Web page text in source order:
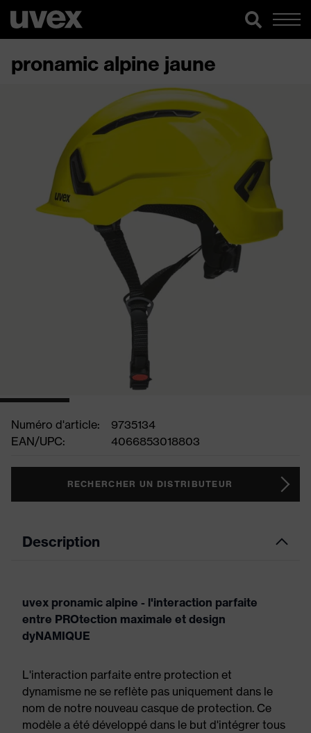
pronamic alpine jaune
Numéro d'article:
9735134
EAN/UPC:
4066853018803
RECHERCHER UN DISTRIBUTEUR
Description
uvex pronamic alpine - l'interaction parfaite
entre PROtection maximale et design
dyNAMIQUE
L'interaction parfaite entre protection et
dynamisme ne se reflète pas uniquement dans le
nom de notre nouveau casque de protection. Ce
modèle a été développé dans le but d'intégrer tous